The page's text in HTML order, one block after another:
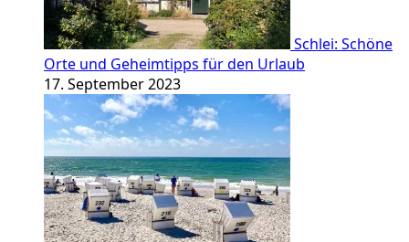
Schlei: Schöne
Orte und Geheimtipps für den Urlaub
17. September 2023